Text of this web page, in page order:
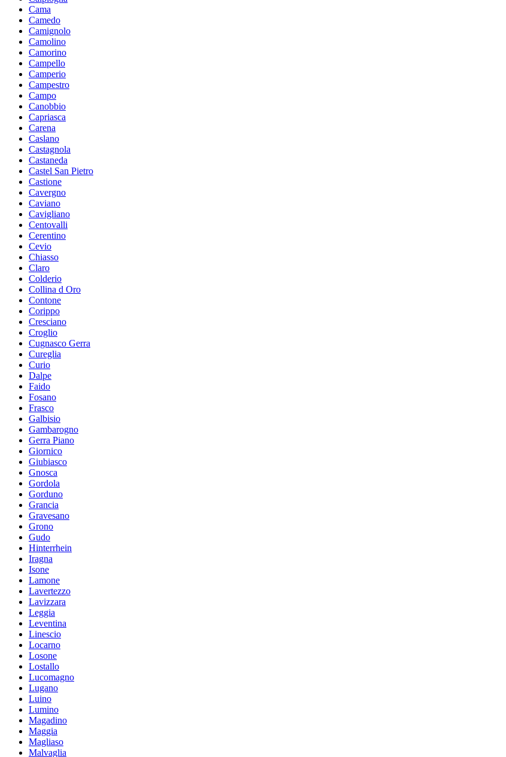
Cama
Camedo
Camignolo
Camolino
Camorino
Campello
Camperio
Campestro
Campo
Canobbio
Capriasca
Carena
Caslano
Castagnola
Castaneda
Castel San Pietro
Castione
Cavergno
Caviano
Cavigliano
Centovalli
Cerentino
Cevio
Chiasso
Claro
Colderio
Collina d Oro
Contone
Corippo
Cresciano
Croglio
Cugnasco Gerra
Cureglia
Curio
Dalpe
Faido
Fosano
Frasco
Galbisio
Gambarogno
Gerra Piano
Giornico
Giubiasco
Gnosca
Gordola
Gorduno
Grancia
Gravesano
Grono
Gudo
Hinterrhein
Iragna
Isone
Lamone
Lavertezzo
Lavizzara
Leggia
Leventina
Linescio
Locarno
Losone
Lostallo
Lucomagno
Lugano
Luino
Lumino
Magadino
Maggia
Magliaso
Malvaglia